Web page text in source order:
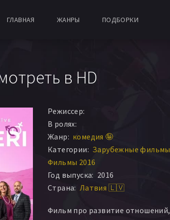
ГЛАВНАЯ ЖАНРЫ ПОДБОРКИ
в HD
Режиссер:
В ролях:
Жанр: комедия 🤪
Категории: Зарубежные фильмы
Фильмы 2016
Год выпуска: 2016
Страна: Латвия 🇱🇻
Фильм про развитие отношений,